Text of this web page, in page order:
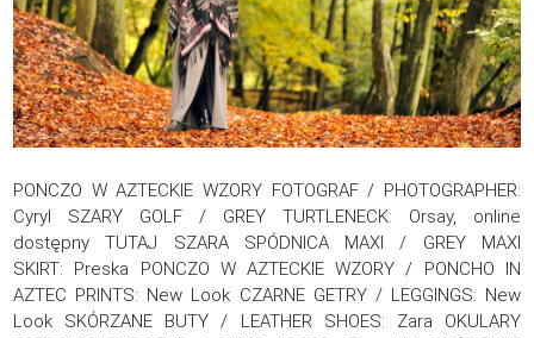
PONCZO W AZTECKIE WZORY FOTOGRAF / PHOTOGRAPHER:
Cyryl SZARY GOLF / GREY TURTLENECK: Orsay, online
dostępny TUTAJ SZARA SPÓDNICA MAXI / GREY MAXI
SKIRT: Preska PONCZO W AZTECKIE WZORY / PONCHO IN
AZTEC PRINTS: New Look CZARNE GETRY / LEGGINGS: New
Look SKÓRZANE BUTY / LEATHER SHOES: Zara OKULARY